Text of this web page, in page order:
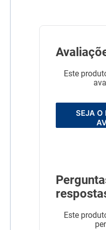
Este
SEJA O
Este